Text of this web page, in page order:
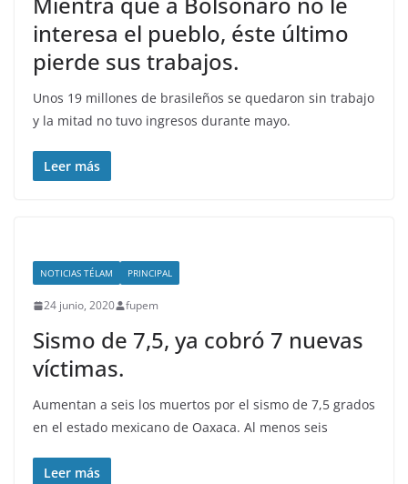
interesa el pueblo, éste último
pierde sus trabajos.
Unos 19 millones de brasileños se quedaron sin trabajo
y la mitad no tuvo ingresos durante mayo.
Leer más
NOTICIAS TÉLAM PRINCIPAL
24 junio, 2020 fupem
Sismo de 7,5, ya cobró 7 nuevas
víctimas.
Aumentan a seis los muertos por el sismo de 7,5 grados
en el estado mexicano de Oaxaca. Al menos seis
Leer más